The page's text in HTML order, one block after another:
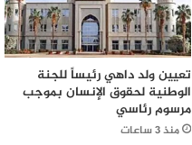
تعيين ولد داهي رئيساً للجنة
الوطنية لحقوق الإنسان بموجب
مرسوم رئاسي
منذ 3 ساعات